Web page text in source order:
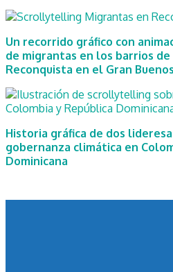
Un recorrido gráfico con
de migrantas en los barrios
Reconquista en el Gran
Historia gráfica de dos
gobernanza climática en
Dominicana